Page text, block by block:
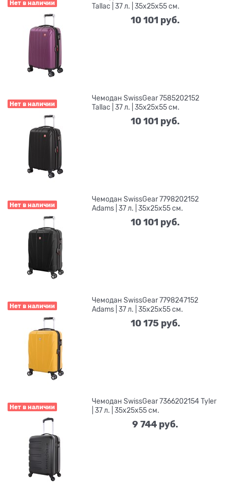
Нет в наличии
Tallac | 37 л. | 35x25x55 см.
10 101 руб.
Нет в наличии
Чемодан SwissGear 7585202152
Tallac | 37 л. | 35x25x55 см.
10 101 руб.
Нет в наличии
Чемодан SwissGear 7798202152
Adams | 37 л. | 35x25x55 см.
10 101 руб.
Нет в наличии
Чемодан SwissGear 7798247152
Adams | 37 л. | 35x25x55 см.
10 175 руб.
Нет в наличии
Чемодан SwissGear 7366202154 Tyler
| 37 л. | 35x25x55 см.
9 744 руб.